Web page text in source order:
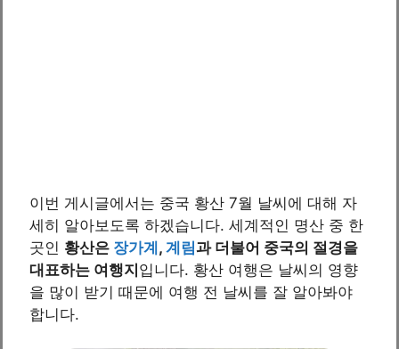
이번 게시글에서는 중국 황산 7월 날씨에 대해 자
세히 알아보도록 하겠습니다. 세계적인 명산 중 한
곳인 황산은 장가계, 계림과 더불어 중국의 절경을
대표하는 여행지입니다. 황산 여행은 날씨의 영향
을 많이 받기 때문에 여행 전 날씨를 잘 알아봐야
합니다.